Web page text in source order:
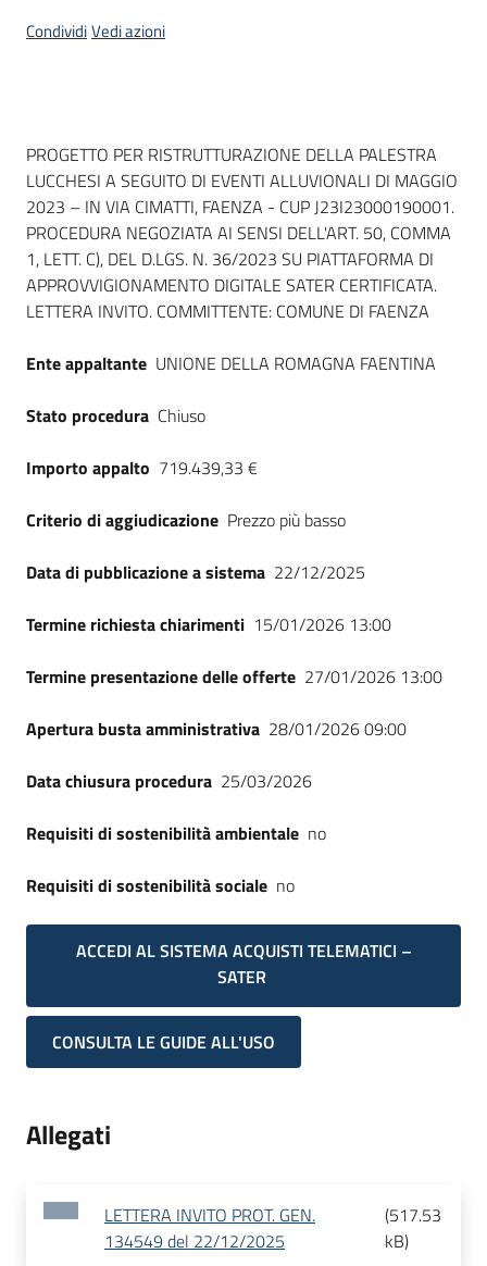
CondividiVedi azioni
Dati del bando
PROGETTO PER RISTRUTTURAZIONE DELLA PALESTRA
LUCCHESI A SEGUITO DI EVENTI ALLUVIONALI DI MAGGIO
2023 – IN VIA CIMATTI, FAENZA - CUP J23I23000190001.
PROCEDURA NEGOZIATA AI SENSI DELL'ART. 50, COMMA
1, LETT. C), DEL D.LGS. N. 36/2023 SU PIATTAFORMA DI
APPROVVIGIONAMENTO DIGITALE SATER CERTIFICATA.
LETTERA INVITO. COMMITTENTE: COMUNE DI FAENZA
Ente appaltante UNIONE DELLA ROMAGNA FAENTINA
Stato procedura Chiuso
Importo appalto 719.439,33 €
Criterio di aggiudicazione Prezzo più basso
Data di pubblicazione a sistema 22/12/2025
Termine richiesta chiarimenti 15/01/2026 13:00
Termine presentazione delle offerte 27/01/2026 13:00
Apertura busta amministrativa 28/01/2026 09:00
Data chiusura procedura 25/03/2026
Requisiti di sostenibilità ambientale no
Requisiti di sostenibilità sociale no
ACCEDI AL SISTEMA ACQUISTI TELEMATICI –
SATER
CONSULTA LE GUIDE ALL'USO
Allegati
LETTERA INVITO PROT. GEN.
134549 del 22/12/2025
(517.53
kB)